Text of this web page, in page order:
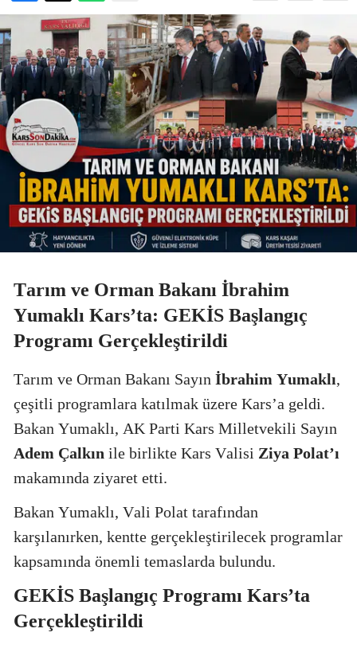
Tarım ve Orman Bakanı İbrahim
Yumaklı Kars’ta: GEKİS Başlangıç
Programı Gerçekleştirildi
Tarım ve Orman Bakanı Sayın İbrahim Yumaklı,
çeşitli programlara katılmak üzere Kars’a geldi.
Bakan Yumaklı, AK Parti Kars Milletvekili Sayın
Adem Çalkın ile birlikte Kars Valisi Ziya Polat’ı
makamında ziyaret etti.
Bakan Yumaklı, Vali Polat tarafından
karşılanırken, kentte gerçekleştirilecek programlar
kapsamında önemli temaslarda bulundu.
GEKİS Başlangıç Programı Kars’ta
Gerçekleştirildi